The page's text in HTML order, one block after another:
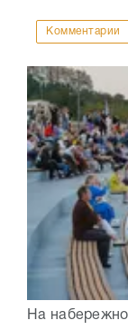
Комментарии
На